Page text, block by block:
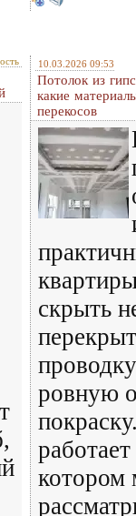
10.03.2026 09:53
Потолок из
какие
перекосов
скрыть
ровную
котором